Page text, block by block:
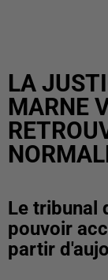
LA
MARNE
Le tribunal
pouvoir
partir